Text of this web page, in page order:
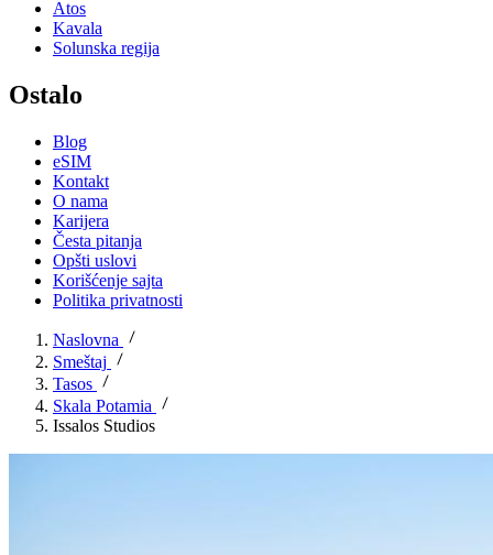
Atos
Kavala
Solunska regija
Ostalo
Blog
eSIM
Kontakt
O nama
Karijera
Česta pitanja
Opšti uslovi
Korišćenje sajta
Politika privatnosti
Naslovna
Smeštaj
Tasos
Skala Potamia
Issalos Studios